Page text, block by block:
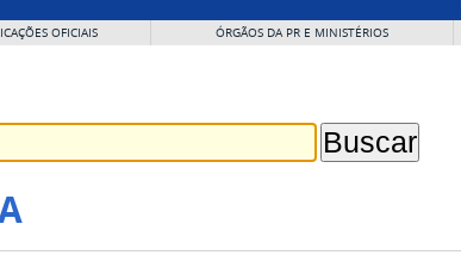
OFICIAIS ÓRGÃOS DA PR E MINISTÉRIOS